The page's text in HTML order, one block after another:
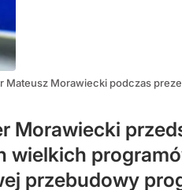
Mateusz Morawiecki podczas
Morawiecki
wielkich
przebudowy